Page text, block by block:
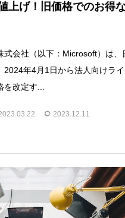
上げ！旧価格でのお得
式会社（以下：Microsoft）は、
2024年4月1日から法人向けラ
を改定す...
2023.12.11